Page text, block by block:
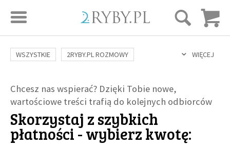
STRONA GŁÓWNA
AUTORZY
BLOG
WIĘCEJ
WSZYSTKIE 2RYBY.PL ROZMOWY
SZTUKA ŻYCIA MIŁOŚĆ DUCHOWOŚĆ
BUDOWANIE WIĘZI NAUKA
KOBIETA MĘŻCZYZNA RELIGIE FILOZOFIA
Chcesz nas wspierać? Dzięki Tobie nowe,
wartościowe treści trafią do kolejnych odbiorców
Skorzystaj z szybkich
płatności - wybierz kwotę: